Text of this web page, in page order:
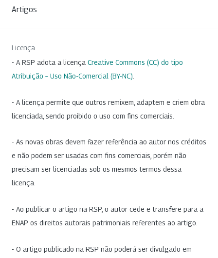
Artigos
Licença
- A RSP adota a licença Creative Commons (CC) do tipo
Atribuição – Uso Não-Comercial (BY-NC)
- A licença permite que outros remixem, adaptem e criem obra
licenciada, sendo proibido o uso com fins comerciais.
- As novas obras devem fazer referência ao autor nos créditos
e não podem ser usadas com fins comerciais, porém não
precisam ser licenciadas sob os mesmos termos dessa
licença.
- Ao publicar o artigo na RSP, o autor cede e transfere para a
ENAP os direitos autorais patrimoniais referentes ao artigo.
- O artigo publicado na RSP não poderá ser divulgado em